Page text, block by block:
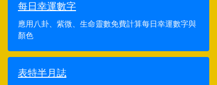
每日幸運數字
應用八卦、紫微、生命靈數免費計算每日幸運數字與
顏色
表特半月誌